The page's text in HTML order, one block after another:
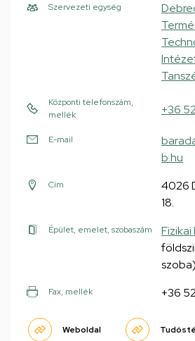
Szervezeti egység
Központi telefonszám,
mellék
+36
E-mail
b.hu
Cím
4026
18.
Épület, emelet, szobaszám
szoba)
Fax, mellék +36
Weboldal